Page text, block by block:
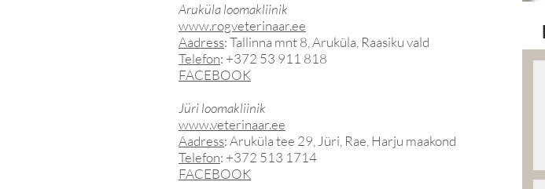
Aruküla loomakliinik
www.rogveterinaar.ee
Aadress: Tallinna mnt 8, Aruküla, Raasiku vald
Telefon: +372 53 911 818
FACEBOOK
Jüri loomakliinik
www.veterinaar.ee
Aadress: Aruküla tee 29, Jüri, Rae, Harju maakond
Telefon: +372 513 1714
FACEBOOK